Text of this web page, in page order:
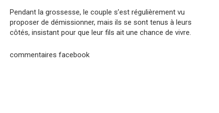
Pendant la grossesse, le couple s’est régulièrement vu
proposer de démissionner, mais ils se sont tenus à leurs
côtés, insistant pour que leur fils ait une chance de vivre.
commentaires facebook